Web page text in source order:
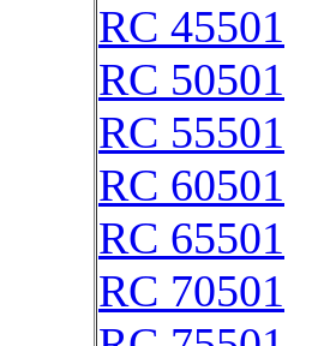
RC 45501
RC 50501
RC 55501
RC 60501
RC 65501
RC 70501